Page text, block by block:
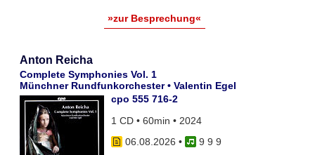
»zur Besprechung«
Anton Reicha
Complete Symphonies Vol. 1
Münchner Rundfunkorchester • Valentin Egel
cpo 555 716-2
1 CD • 60min • 2024
06.08.2026 •
9 9 9